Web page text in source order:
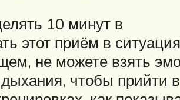
10 минут в
этот приём в
не можете взять
чтобы прийти